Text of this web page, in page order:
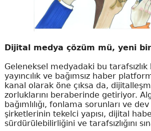
Dijital medya çözüm mü, yeni bir
Geleneksel medyadaki bu
yayıncılık ve bağımsız haber
kanal olarak öne çıksa da,
zorluklarını beraberinde getiriyor.
bağımlılığı, fonlama sorunları ve
şirketlerinin tekelci yapısı, dijital
sürdürülebilirliğini ve tarafsızlığını